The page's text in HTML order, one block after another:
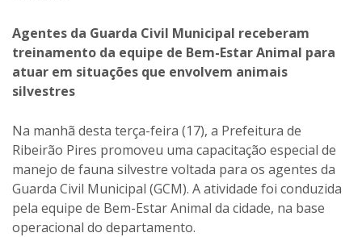
Agentes da Guarda Civil Municipal receberam
treinamento da equipe de Bem-Estar Animal para
atuar em situações que envolvem animais
silvestres
Na manhã desta terça-feira (17), a Prefeitura de
Ribeirão Pires promoveu uma capacitação especial de
manejo de fauna silvestre voltada para os agentes da
Guarda Civil Municipal (GCM). A atividade foi conduzida
pela equipe de Bem-Estar Animal da cidade, na base
operacional do departamento.